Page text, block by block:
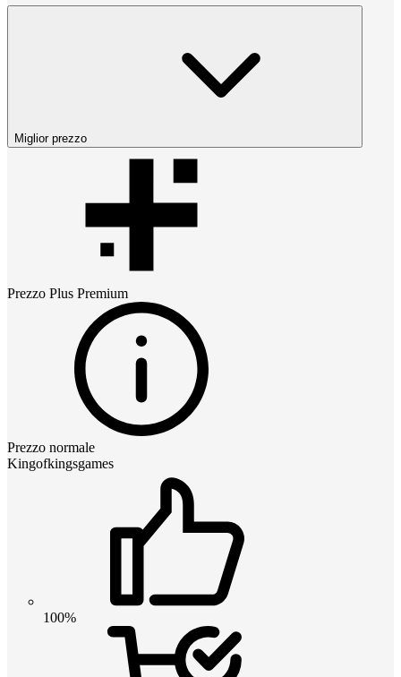
Miglior prezzo
Prezzo Plus Premium
Prezzo normale
Kingofkingsgames
100%